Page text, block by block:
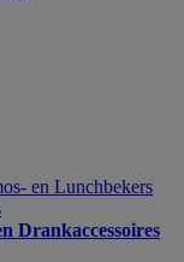
en Lunchbekers
Drankaccessoires